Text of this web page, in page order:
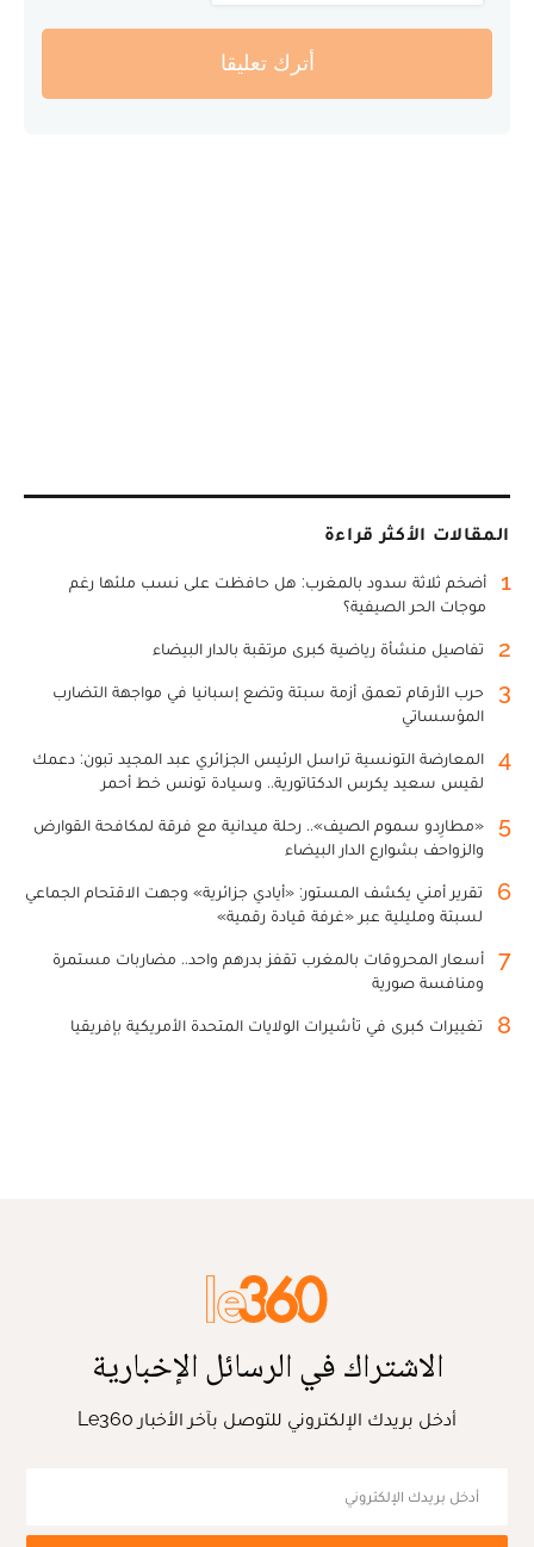
أترك تعليقا
المقالات الأكثر قراءة
1
أضخم ثلاثة سدود بالمغرب: هل حافظت على نسب ملئها رغم
موجات الحر الصيفية؟
2 تفاصيل منشأة رياضية كبرى مرتقبة بالدار البيضاء
3
حرب الأرقام تعمق أزمة سبتة وتضع إسبانيا في مواجهة التضارب
المؤسساتي
4
المعارضة التونسية تراسل الرئيس الجزائري عبد المجيد تبون: دعمك
لقيس سعيد يكرس الدكتاتورية.. وسيادة تونس خط أحمر
5
«مطارِدو سموم الصيف».. رحلة ميدانية مع فرقة لمكافحة القوارض
والزواحف بشوارع الدار البيضاء
6
تقرير أمني يكشف المستور: «أيادي جزائرية» وجهت الاقتحام الجماعي
لسبتة ومليلية عبر «غرفة قيادة رقمية»
7
أسعار المحروقات بالمغرب تقفز بدرهم واحد.. مضاربات مستمرة
ومنافسة صورية
8 تغييرات كبرى في تأشيرات الولايات المتحدة الأمريكية بإفريقيا
الاشتراك في الرسائل الإخبارية
أدخل بريدك الإلكتروني للتوصل بآخر الأخبار Le360